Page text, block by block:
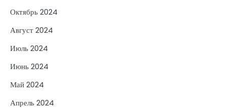
Октябрь 2024
Август 2024
Июль 2024
Июнь 2024
Май 2024
Апрель 2024